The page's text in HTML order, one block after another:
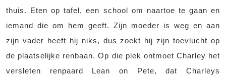
thuis. Eten op tafel, een school om naartoe te gaan en
iemand die om hem geeft. Zijn moeder is weg en aan
zijn vader heeft hij niks, dus zoekt hij zijn toevlucht op
de plaatselijke renbaan. Op die plek ontmoet Charley het
versleten renpaard Lean on Pete, dat Charleys